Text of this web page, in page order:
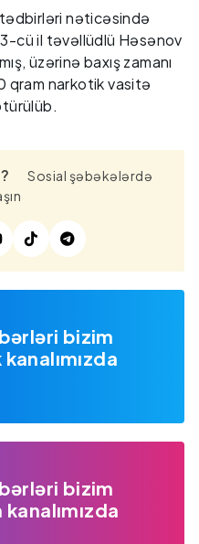
nəticəsində
cü il təvəllüdlü Həsənov
üzərinə baxış zamanı
qram narkotik vasitə
Sosial şəbəkələrdə
bizim
bizim